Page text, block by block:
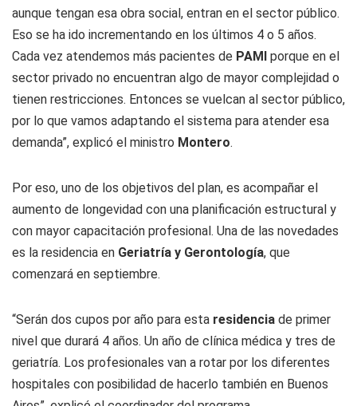
aunque tengan esa obra social, entran en el sector público.
Eso se ha ido incrementando en los últimos 4 o 5 años.
Cada vez atendemos más pacientes de PAMI porque en el
sector privado no encuentran algo de mayor complejidad o
tienen restricciones. Entonces se vuelcan al sector público,
por lo que vamos adaptando el sistema para atender esa
demanda”, explicó el ministro Montero.
Por eso, uno de los objetivos del plan, es acompañar el
aumento de longevidad con una planificación estructural y
con mayor capacitación profesional. Una de las novedades
es la residencia en Geriatría y Gerontología, que
comenzará en septiembre.
“Serán dos cupos por año para esta residencia de primer
nivel que durará 4 años. Un año de clínica médica y tres de
geriatría. Los profesionales van a rotar por los diferentes
hospitales con posibilidad de hacerlo también en Buenos